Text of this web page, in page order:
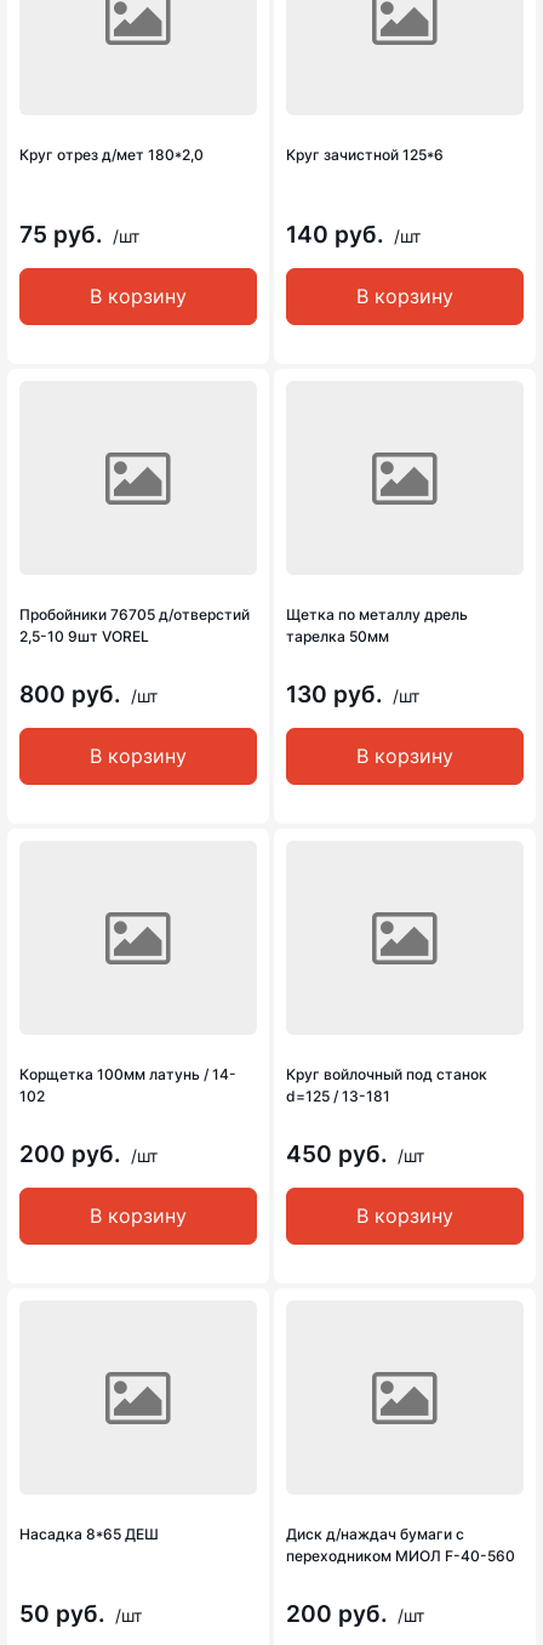
Круг отрез д/мет 180*2,0
75 руб. /шт
В корзину
Круг зачистной 125*6
140 руб. /шт
В корзину
Пробойники 76705 д/отверстий
2,5-10 9шт VOREL
800 руб. /шт
В корзину
Щетка по металлу дрель
тарелка 50мм
130 руб. /шт
В корзину
Корщетка 100мм латунь / 14-
102
200 руб. /шт
В корзину
Круг войлочный под станок
d=125 / 13-181
450 руб. /шт
В корзину
Насадка 8*65 ДЕШ
50 руб. /шт
Диск д/наждач бумаги с
переходником МИОЛ F-40-560
200 руб. /шт